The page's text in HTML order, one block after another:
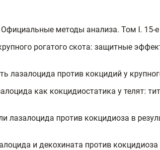
методы анализа. Том I. 15-
рогатого скота: защитные
против кокцидий у
как кокцидиостатика у телят:
против кокцидиоза в
и декохината против кокцидиоза